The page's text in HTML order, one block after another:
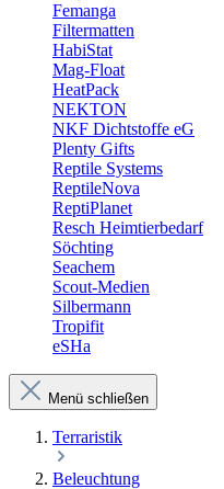
Femanga
Filtermatten
HabiStat
Mag-Float
HeatPack
NEKTON
NKF Dichtstoffe eG
Plenty Gifts
Reptile Systems
ReptileNova
ReptiPlanet
Resch Heimtierbedarf
Söchting
Seachem
Scout-Medien
Silbermann
Tropifit
eSHa
Menü schließen
Terraristik
Beleuchtung